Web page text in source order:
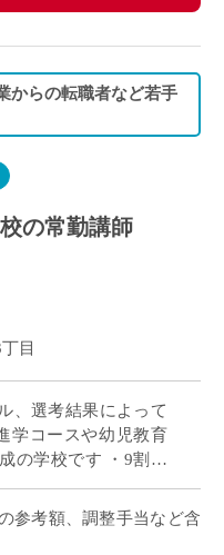
からの転職者など若手
の常勤講師
目
、選考結果によって
学コースや幼児教育
の学校です ・9割以
ャリアチェン […]
参考額、調整手当など含